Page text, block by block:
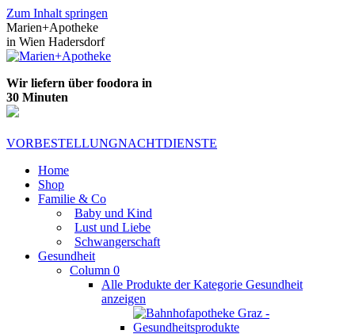
Zum Inhalt springen
Marien+Apotheke
in Wien Hadersdorf
Wir liefern über foodora in
30 Minuten
VORBESTELLUNGNACHTDIENSTE
Home
Shop
Familie & Co
Baby und Kind
Lust und Liebe
Schwangerschaft
Gesundheit
Column 0
Alle Produkte der Kategorie Gesundheit
anzeigen